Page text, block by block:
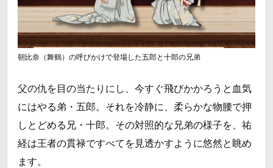
朝比奈（舞鶴）の呼びかけで登場した五郎と十郎の兄弟
父の仇を目の当たりにし、今すぐ飛びかかろうと血気
にはやる弟・五郎。それを冷静に、柔らかな物腰で押
しとどめる兄・十郎。その対照的な兄弟の様子を、祐
経は王者の貫禄ですべてを見透かすように悠然と眺め
ます。